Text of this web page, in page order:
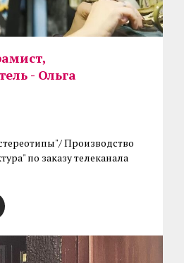
- Ольга
Производство
по заказу телеканала